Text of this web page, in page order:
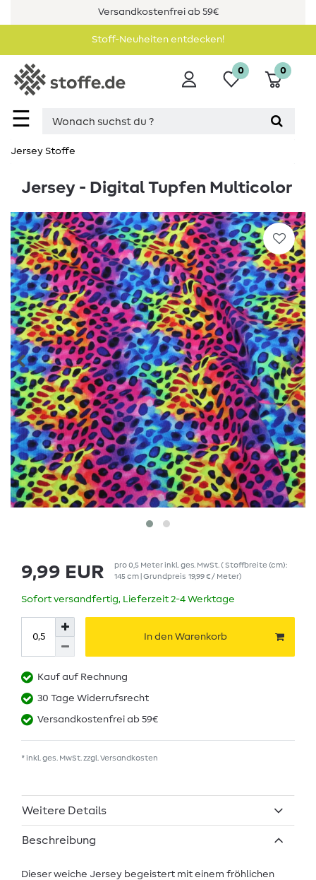
Versandkostenfrei ab 59€
Stoff-Neuheiten entdecken!
☰
0 0
Jersey Stoffe
Jersey - Digital Tupfen Multicolor
9,99 EUR pro0,5 Meter inkl. ges. MwSt.( Stoffbreite (cm):
145 cm | Grundpreis 19,99 € / Meter)
Sofort versandfertig, Lieferzeit 2-4 Werktage
In den Warenkorb
Kauf auf Rechnung
30 Tage Widerrufsrecht
Versandkostenfrei ab 59€
* inkl. ges. MwSt. zzgl.Versandkosten
Weitere Details
Beschreibung
Dieser weiche Jersey begeistert mit einem fröhlichen